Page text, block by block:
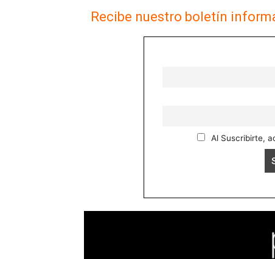
Recibe nuestro boletín
Al Suscribirte,